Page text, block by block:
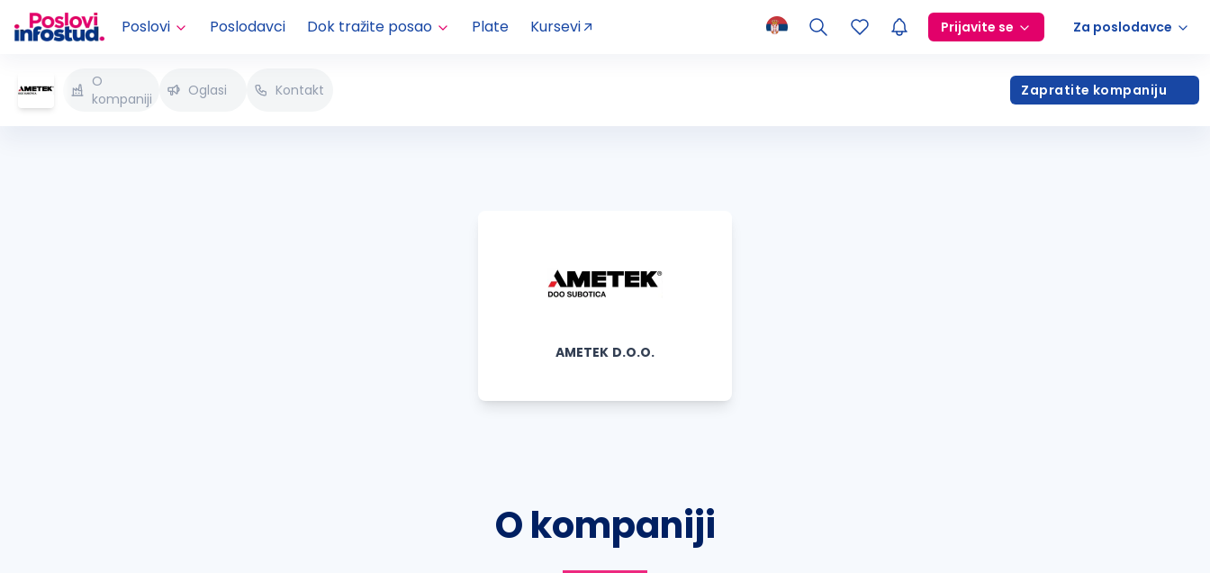
Poslovi Poslodavci Dok tražite posao Plate Kursevi Prijavite se Za poslodavce
O
kompaniji
Oglasi Kontakt Zapratite kompaniju
AMETEK D.O.O.
O kompaniji